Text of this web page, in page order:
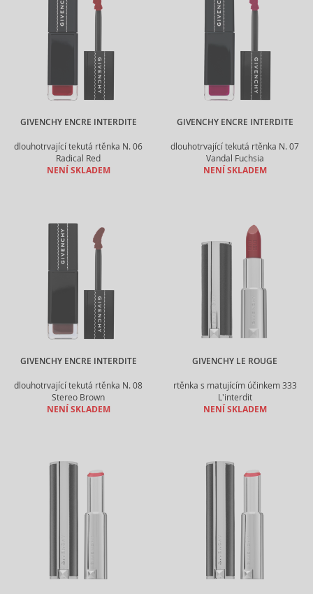
GIVENCHY ENCRE INTERDITE
dlouhotrvající tekutá rtěnka N. 06
Radical Red
NENÍ SKLADEM
GIVENCHY ENCRE INTERDITE
dlouhotrvající tekutá rtěnka N. 07
Vandal Fuchsia
NENÍ SKLADEM
GIVENCHY ENCRE INTERDITE
dlouhotrvající tekutá rtěnka N. 08
Stereo Brown
NENÍ SKLADEM
GIVENCHY LE ROUGE
rtěnka s matujícím účinkem 333
L'interdit
NENÍ SKLADEM